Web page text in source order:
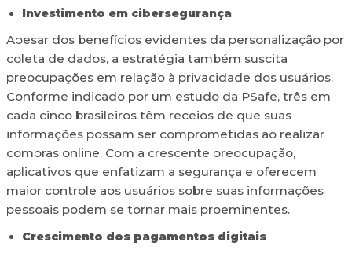
Investimento em cibersegurança
Apesar dos benefícios evidentes da personalização por
coleta de dados, a estratégia também suscita
preocupações em relação à privacidade dos usuários.
Conforme indicado por um estudo da PSafe, três em
cada cinco brasileiros têm receios de que suas
informações possam ser comprometidas ao realizar
compras online. Com a crescente preocupação,
aplicativos que enfatizam a segurança e oferecem
maior controle aos usuários sobre suas informações
pessoais podem se tornar mais proeminentes.
Crescimento dos pagamentos digitais